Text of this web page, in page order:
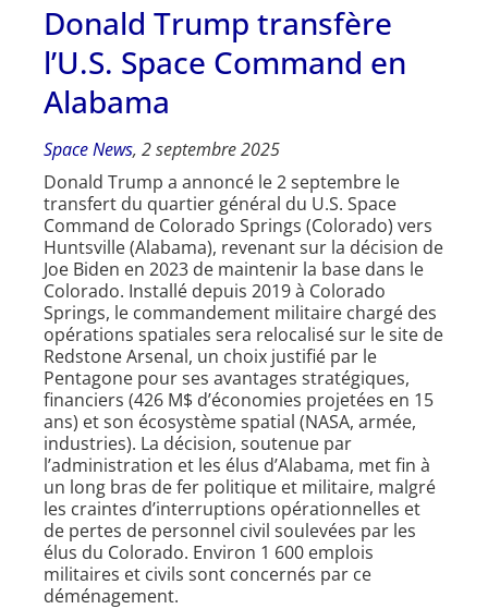
Donald Trump transfère
l’U.S. Space Command en
Alabama
Space News, 2 septembre 2025
Donald Trump a annoncé le 2 septembre le
transfert du quartier général du U.S. Space
Command de Colorado Springs (Colorado) vers
Huntsville (Alabama), revenant sur la décision de
Joe Biden en 2023 de maintenir la base dans le
Colorado. Installé depuis 2019 à Colorado
Springs, le commandement militaire chargé des
opérations spatiales sera relocalisé sur le site de
Redstone Arsenal, un choix justifié par le
Pentagone pour ses avantages stratégiques,
financiers (426 M$ d’économies projetées en 15
ans) et son écosystème spatial (NASA, armée,
industries). La décision, soutenue par
l’administration et les élus d’Alabama, met fin à
un long bras de fer politique et militaire, malgré
les craintes d’interruptions opérationnelles et
de pertes de personnel civil soulevées par les
élus du Colorado. Environ 1 600 emplois
militaires et civils sont concernés par ce
déménagement.